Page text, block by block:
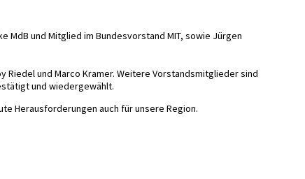
MdB und Mitglied im Bundesvorstand MIT, sowie Jürgen
Riedel und Marco Kramer. Weitere Vorstandsmitglieder sind
und wiedergewählt.
Herausforderungen auch für unsere Region.